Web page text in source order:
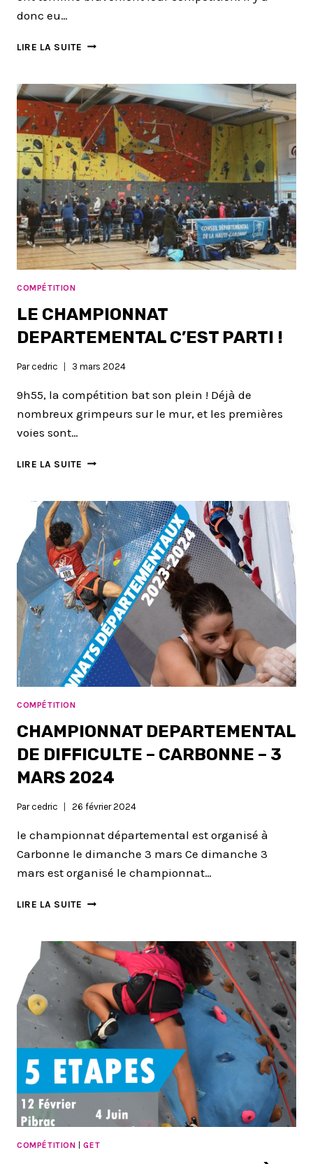
donc eu…
LIRE LA SUITE CHAMPIONNAT
DU
03
MARS
À
CARBONNE
:
LES
RÉSULTATS
COMPÉTITION
LE CHAMPIONNAT
DEPARTEMENTAL C’EST PARTI !
Par cedric 3 mars 2024
9h55, la compétition bat son plein ! Déjà de
nombreux grimpeurs sur le mur, et les premières
voies sont…
LIRE LA SUITE LE
C’EST
PARTI
!
COMPÉTITION
CHAMPIONNAT DEPARTEMENTAL
DE DIFFICULTE – CARBONNE – 3
MARS 2024
Par cedric 26 février 2024
le championnat départemental est organisé à
Carbonne le dimanche 3 mars Ce dimanche 3
mars est organisé le championnat…
LIRE LA SUITE CHAMPIONNAT
DIFFICULTE
–
CARBONNE
–
3
MARS
2024
COMPÉTITION |GET